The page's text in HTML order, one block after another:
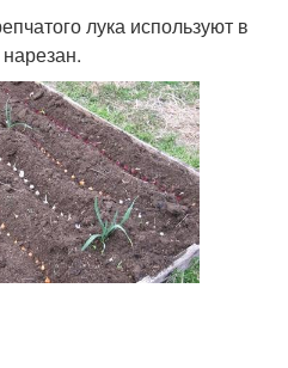
лука используют в